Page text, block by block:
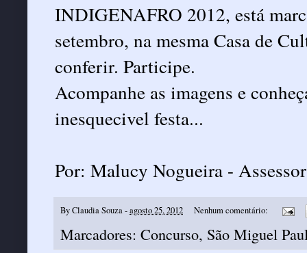
INDIGENAFRO 2012, está
setembro, na mesma Casa de
conferir. Participe.
Acompanhe as imagens e
inesquecivel festa...
Por: Malucy Nogueira -
ByClaudia Souza-agosto 25, 2012 Nenhum comentário:
Marcadores: Concurso, São Miguel